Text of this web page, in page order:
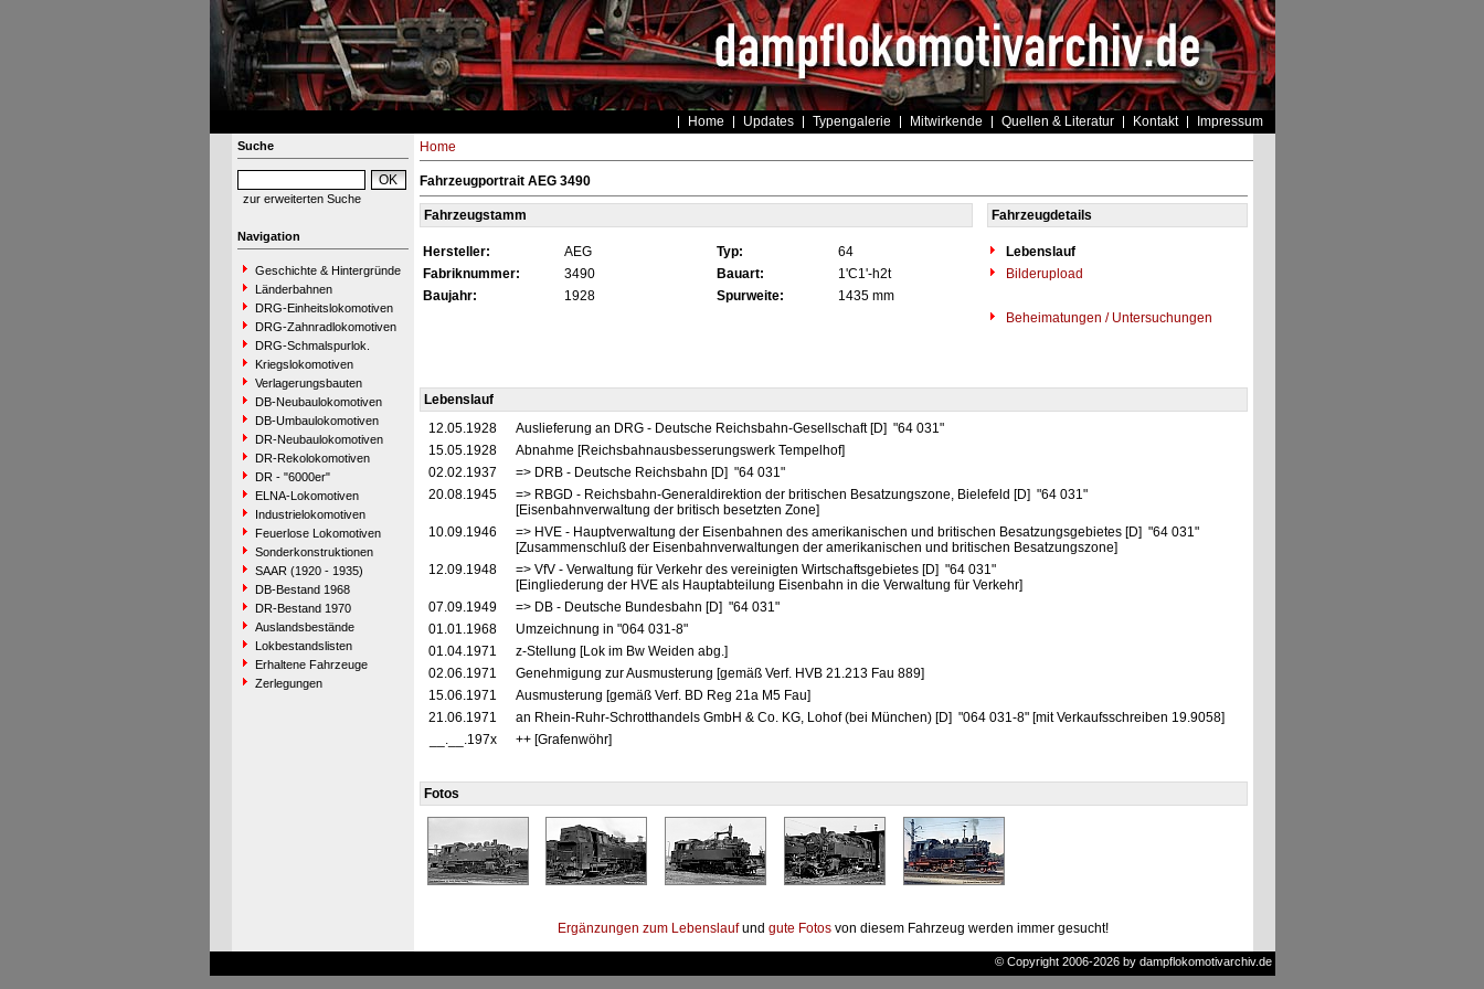
Home Updates Typengalerie Mitwirkende Quellen & Literatur Kontakt Impressum
Suche
zur erweiterten Suche
Navigation
Geschichte & Hintergründe
Länderbahnen
DRG-Einheitslokomotiven
DRG-Zahnradlokomotiven
DRG-Schmalspurlok.
Kriegslokomotiven
Verlagerungsbauten
DB-Neubaulokomotiven
DB-Umbaulokomotiven
DR-Neubaulokomotiven
DR-Rekolokomotiven
DR - "6000er"
ELNA-Lokomotiven
Industrielokomotiven
Feuerlose Lokomotiven
Sonderkonstruktionen
SAAR (1920 - 1935)
DB-Bestand 1968
DR-Bestand 1970
Auslandsbestände
Lokbestandslisten
Erhaltene Fahrzeuge
Zerlegungen
Home
Fahrzeugportrait AEG 3490
Fahrzeugstamm Fahrzeugdetails
Hersteller: AEG Typ: 64
Lebenslauf
Fabriknummer:
3490 Bauart: 1'C1'-h2t
Bilderupload
Baujahr:
1928 Spurweite:
1435 mm
Beheimatungen / Untersuchungen
Lebenslauf
12.05.1928
Auslieferung an DRG - Deutsche Reichsbahn-Gesellschaft [D] "64 031"
15.05.1928
Abnahme [Reichsbahnausbesserungswerk Tempelhof]
02.02.1937
=> DRB - Deutsche Reichsbahn [D] "64 031"
20.08.1945
=> RBGD - Reichsbahn-Generaldirektion der britischen Besatzungszone, Bielefeld [D] "64 031"
[Eisenbahnverwaltung der britisch besetzten Zone]
10.09.1946
=> HVE - Hauptverwaltung der Eisenbahnen des amerikanischen und britischen Besatzungsgebietes [D] "64 031"
[Zusammenschluß der Eisenbahnverwaltungen der amerikanischen und britischen Besatzungszone]
12.09.1948
=> VfV - Verwaltung für Verkehr des vereinigten Wirtschaftsgebietes [D] "64 031"
[Eingliederung der HVE als Hauptabteilung Eisenbahn in die Verwaltung für Verkehr]
07.09.1949
=> DB - Deutsche Bundesbahn [D] "64 031"
01.01.1968
Umzeichnung in "064 031-8"
01.04.1971
z-Stellung [Lok im Bw Weiden abg.]
02.06.1971
Genehmigung zur Ausmusterung [gemäß Verf. HVB 21.213 Fau 889]
15.06.1971
Ausmusterung [gemäß Verf. BD Reg 21a M5 Fau]
21.06.1971
an Rhein-Ruhr-Schrotthandels GmbH & Co. KG, Lohof (bei München) [D] "064 031-8" [mit Verkaufsschreiben 19.9058]
__.__.197x
++ [Grafenwöhr]
Fotos
Ergänzungen zum Lebenslaufund gute Fotos von diesem Fahrzeug werden immer gesucht!
© Copyright 2006-2026 by dampflokomotivarchiv.de